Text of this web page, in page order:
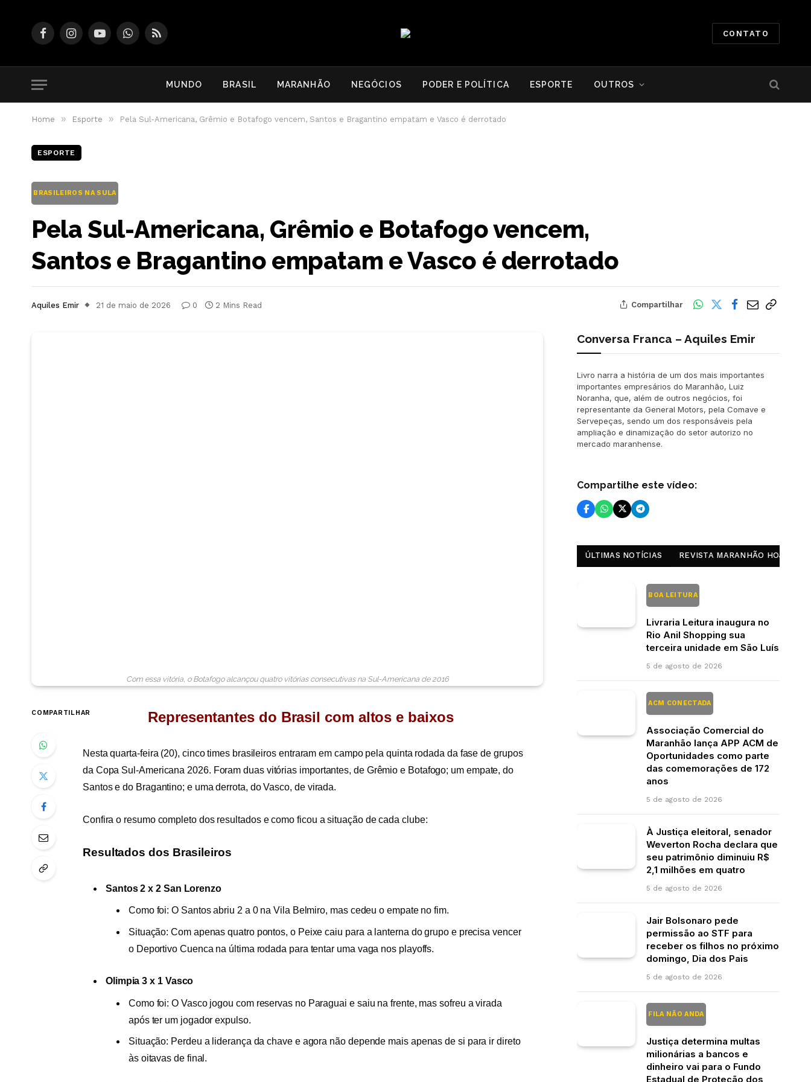
FacebookInstagramYouTubeWhatsApp
RSS
CONTATO
MUNDO BRASIL MARANHÃO NEGÓCIOS PODER E POLÍTICA ESPORTE OUTROS
Home » Esporte » Pela Sul-Americana, Grêmio e Botafogo vencem, Santos e Bragantino empatam e Vasco é derrotado
ESPORTE
BRASILEIROS NA SULA
Pela Sul-Americana, Grêmio e Botafogo vencem,
Santos e Bragantino empatam e Vasco é derrotado
Aquiles Emir 21 de maio de 2026 0 2 Mins Read Compartilhar
Com essa vitória, o Botafogo alcançou quatro vitórias consecutivas na Sul-Americana de 2016
COMPARTILHAR Representantes do Brasil com altos e baixos
Nesta quarta-feira (20), cinco times brasileiros entraram em campo pela quinta rodada da fase de grupos
da Copa Sul-Americana 2026. Foram duas vitórias importantes, de Grêmio e Botafogo; um empate, do
Santos e do Bragantino; e uma derrota, do Vasco, de virada.
Confira o resumo completo dos resultados e como ficou a situação de cada clube:
Resultados dos Brasileiros
Santos 2 x 2 San Lorenzo
Como foi: O Santos abriu 2 a 0 na Vila Belmiro, mas cedeu o empate no fim.
Situação: Com apenas quatro pontos, o Peixe caiu para a lanterna do grupo e precisa vencer
o Deportivo Cuenca na última rodada para tentar uma vaga nos playoffs.
Olimpia 3 x 1 Vasco
Como foi: O Vasco jogou com reservas no Paraguai e saiu na frente, mas sofreu a virada
após ter um jogador expulso.
Situação: Perdeu a liderança da chave e agora não depende mais apenas de si para ir direto
às oitavas de final.
Conversa Franca – Aquiles Emir
Livro narra a história de um dos mais importantes
importantes empresários do Maranhão, Luiz
Noranha, que, além de outros negócios, foi
representante da General Motors, pela Comave e
Servepeças, sendo um dos responsáveis pela
ampliação e dinamização do setor autorizo no
mercado maranhense.
Compartilhe este vídeo:
ÚLTIMAS NOTÍCIAS REVISTA MARANHÃO HOJE
BOA LEITURA
Livraria Leitura inaugura no
Rio Anil Shopping sua
terceira unidade em São Luís
5 de agosto de 2026
ACM CONECTADA
Associação Comercial do
Maranhão lança APP ACM de
Oportunidades como parte
das comemorações de 172
anos
5 de agosto de 2026
À Justiça eleitoral, senador
Weverton Rocha declara que
seu patrimônio diminuiu R$
2,1 milhões em quatro
5 de agosto de 2026
Jair Bolsonaro pede
permissão ao STF para
receber os filhos no próximo
domingo, Dia dos Pais
5 de agosto de 2026
FILA NÃO ANDA
Justiça determina multas
milionárias a bancos e
dinheiro vai para o Fundo
Estadual de Proteção dos